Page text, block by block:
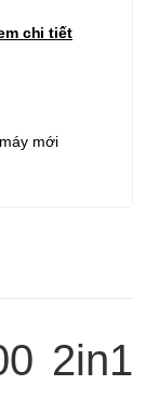
chi tiết
mới
2in1